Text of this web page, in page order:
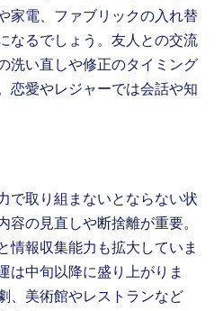
家電、ファブリックの入れ替
なるでしょう。友人との交流
洗い直しや修正のタイミング
恋愛やレジャーでは会話や知
で取り組まないとならない状
容の見直しや断捨離が重要。
情報収集能力も拡大していま
は中旬以降に盛り上がりま
、美術館やレストランなど